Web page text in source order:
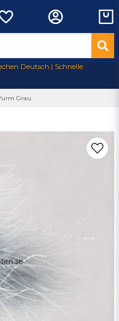
Deutsch | Schnelle
Grau